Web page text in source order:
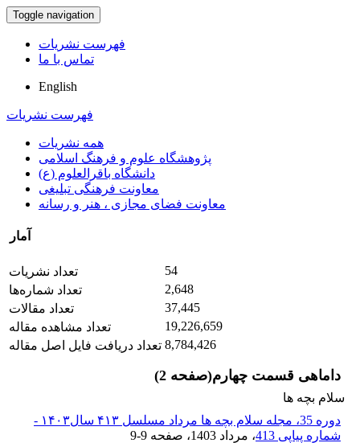
Toggle navigation
فهرست نشریات
تماس با ما
English
فهرست نشریات
همه نشریات
پژوهشگاه علوم و فرهنگ اسلامی
دانشگاه باقرالعلوم (ع)
معاونت فرهنگی تبلیغی
معاونت فضای مجازی ، هنر و رسانه
آمار
تعداد نشریات
54
تعداد شماره‌ها
2,648
تعداد مقالات
37,445
تعداد مشاهده مقاله
19,226,659
تعداد دریافت فایل اصل مقاله 8,784,426
داماهی قسمت چهارم(صفحه 2)
سلام بچه ها
دوره 35، مجله سلام بچه ها مرداد مسلسل ۴۱۳ سال۱۴۰۳ -
شماره پیاپی 413
، مرداد 1403 ، صفحه 9-9